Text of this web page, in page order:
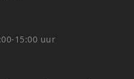
15:00 uur